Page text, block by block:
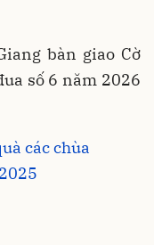
bàn giao Cờ
số 6 năm 2026
các chùa